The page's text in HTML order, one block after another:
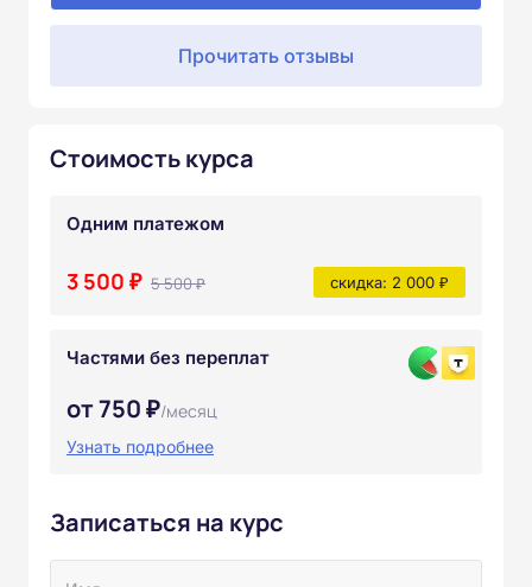
Прочитать отзывы
Стоимость курса
Одним платежом
3 500 ₽ 5 500 ₽ скидка: 2 000 ₽
Частями без переплат
от 750 ₽/месяц
Узнать подробнее
Записаться на курс